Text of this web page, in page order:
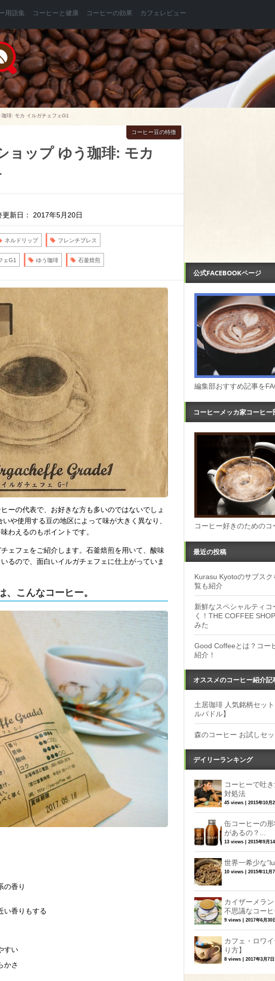
用語集 コーヒーと健康 コーヒーの効果 カフェレビュー
琲: モカ イルガチェフェG1
ョップ ゆう珈琲: モカ
コーヒー豆の特徴
更新日： 2017年5月20日
ネルドリップ フレンチプレス
ェG1 ゆう珈琲 石釜焙煎
ーの代表で、お好きな方も多いのではないでしょ
や使用する豆の地区によって味が大きく異なり、
わえるのもポイントです。
ェフェをご紹介します。石釜焙煎を用いて、酸味
るので、面白いイルガチェフェに仕上がっていま
こんなコーヒー。
の香り
い香りもする
すい
かさ
公式FACEBOOKページ
編集部おすすめ記事を
コーヒーメッカ家コーヒー
コーヒー好きのためのコ
最近の投稿
Kurasu Kyotoのサブス
覧も紹介
新鮮なスペシャルティ
く！THE COFFEE
みた
Good Coffeeとは？コー
紹介！
オススメのコーヒー紹介記
土居珈琲 人気銘柄セッ
ルバドル】
森のコーヒー お試しセッ
デイリーランキング
コーヒーで吐
対処法
45 views 2015年10月
缶コーヒーの
があるの？...
13 views 2015年9月14
世界一希少な
10 views 2015年11月7
カイザーメラ
不思議なコー
9 views 2017年6月30
カフェ・ロワ
り方】
8 views 2017年3月7日